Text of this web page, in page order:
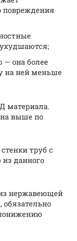
повреждения
— она более
на ней меньше
материала.
выше по
труб с
данного
нержавеющей
обязательно